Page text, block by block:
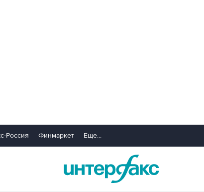
Россия Финмаркет Еще...